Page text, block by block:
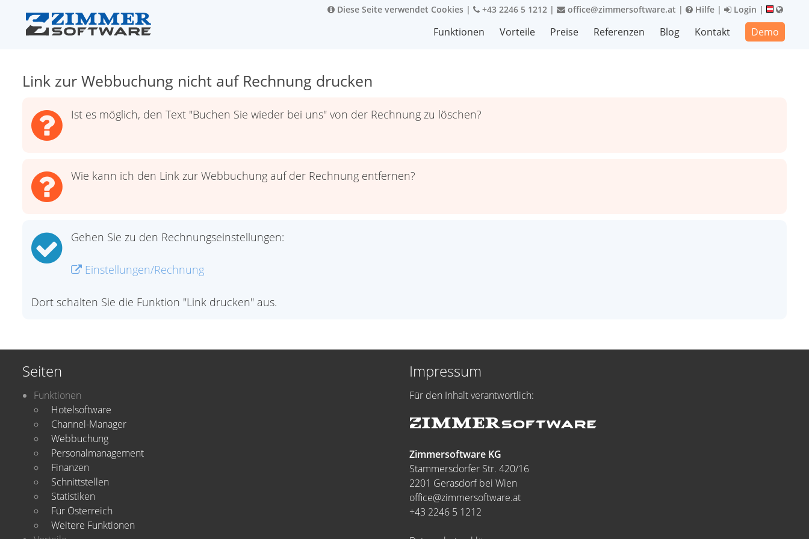
Diese Seite verwendet Cookies | +43 2246 5 1212 | office@zimmersoftware.at | Hilfe | Login |
Funktionen Vorteile Preise Referenzen Blog Kontakt Demo
Link zur Webbuchung nicht auf Rechnung drucken
Ist es möglich, den Text "Buchen Sie wieder bei uns" von der Rechnung zu löschen?
Wie kann ich den Link zur Webbuchung auf der Rechnung entfernen?
Gehen Sie zu den Rechnungseinstellungen:
Einstellungen/Rechnung
Dort schalten Sie die Funktion "Link drucken" aus.
Seiten
Funktionen
Hotelsoftware
Channel-Manager
Webbuchung
Personalmanagement
Finanzen
Schnittstellen
Statistiken
Für Österreich
Weitere Funktionen
Impressum
Für den Inhalt verantwortlich:
Zimmersoftware KG
Stammersdorfer Str. 420/16
2201 Gerasdorf bei Wien
office@zimmersoftware.at
+43 2246 5 1212